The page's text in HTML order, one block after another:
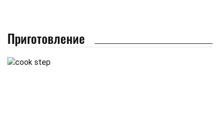
Приготовление